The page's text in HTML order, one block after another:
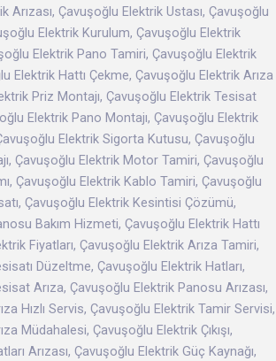
Arızası, Çavuşoğlu Elektrik Ustası, Çavuşoğlu
Elektrik Kurulum, Çavuşoğlu Elektrik
Elektrik Pano Tamiri, Çavuşoğlu Elektrik
Elektrik Hattı Çekme, Çavuşoğlu Elektrik Arıza
Priz Montajı, Çavuşoğlu Elektrik Tesisat
Elektrik Pano Montajı, Çavuşoğlu Elektrik
Çavuşoğlu Elektrik Sigorta Kutusu, Çavuşoğlu
Çavuşoğlu Elektrik Motor Tamiri, Çavuşoğlu
Çavuşoğlu Elektrik Kablo Tamiri, Çavuşoğlu
Çavuşoğlu Elektrik Kesintisi Çözümü,
Bakım Hizmeti, Çavuşoğlu Elektrik Hattı
Fiyatları, Çavuşoğlu Elektrik Arıza Tamiri,
Düzeltme, Çavuşoğlu Elektrik Hatları,
Arıza, Çavuşoğlu Elektrik Panosu Arızası,
Hızlı Servis, Çavuşoğlu Elektrik Tamir Servisi,
Müdahalesi, Çavuşoğlu Elektrik Çıkışı,
Arızası, Çavuşoğlu Elektrik Güç Kaynağı,